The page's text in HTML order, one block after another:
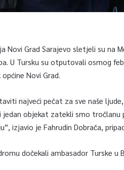
Novi Grad Sarajevo sletjeli su na
U Tursku su otputovali osmog
Novi Grad.
najveći pečat za sve naše
jedan objekat zatekli smo
izjavio je Fahrudin Dobrača,
dočekali ambasador Turske u